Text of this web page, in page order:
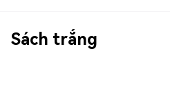
Sách trắng